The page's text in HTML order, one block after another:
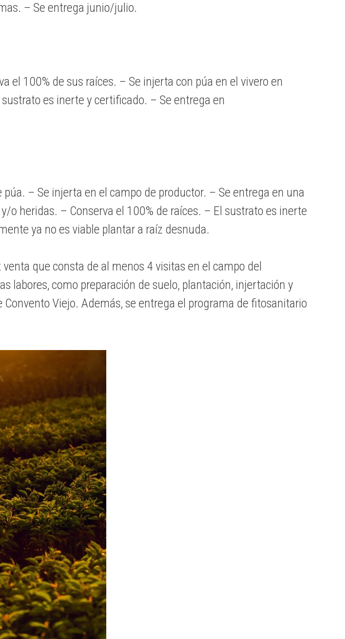
– Se entrega junio/julio.
el 100% de sus raíces. – Se injerta con púa en el vivero en
es inerte y certificado. – Se entrega en
– Se injerta en el campo de productor. – Se entrega en una
o heridas. – Conserva el 100% de raíces. – El sustrato es inerte
ya no es viable plantar a raíz desnuda.
que consta de al menos 4 visitas en el campo del
labores, como preparación de suelo, plantación, injertación y
Viejo. Además, se entrega el programa de fitosanitario